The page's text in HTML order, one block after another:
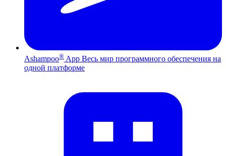
Ashampoo® App Весь мир программного обеспечения на
одной платформе